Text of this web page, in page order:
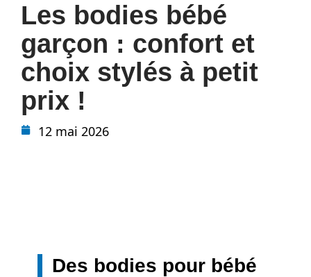
Les bodies bébé
garçon : confort et
choix stylés à petit
prix !
12 mai 2026
Des bodies pour bébé